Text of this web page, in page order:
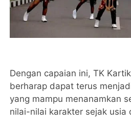
Dengan capaian ini, TK
berharap dapat terus
yang mampu menanamkan
nilai-nilai karakter sejak usia